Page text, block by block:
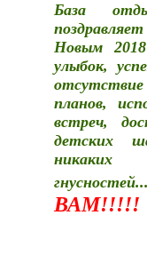
База
Новым 2018
улыбок,
планов,
встреч,
детских
никаких
ВАМ!!!!!